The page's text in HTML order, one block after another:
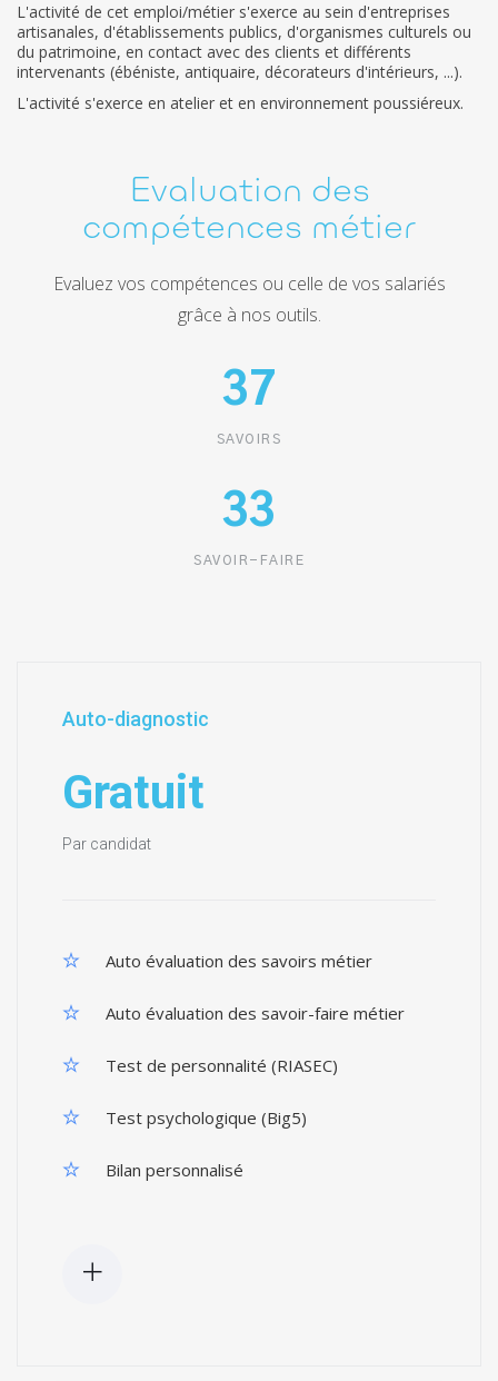
L'activité de cet emploi/métier s'exerce au sein d'entreprises
artisanales, d'établissements publics, d'organismes culturels ou
du patrimoine, en contact avec des clients et différents
intervenants (ébéniste, antiquaire, décorateurs d'intérieurs, ...).
L'activité s'exerce en atelier et en environnement poussiéreux.
Evaluation des
compétences métier
Evaluez vos compétences ou celle de vos salariés
grâce à nos outils.
37
SAVOIRS
33
SAVOIR-FAIRE
Auto-diagnostic
Gratuit
Par candidat
Auto évaluation des savoirs métier
Auto évaluation des savoir-faire métier
Test de personnalité (RIASEC)
Test psychologique (Big5)
Bilan personnalisé